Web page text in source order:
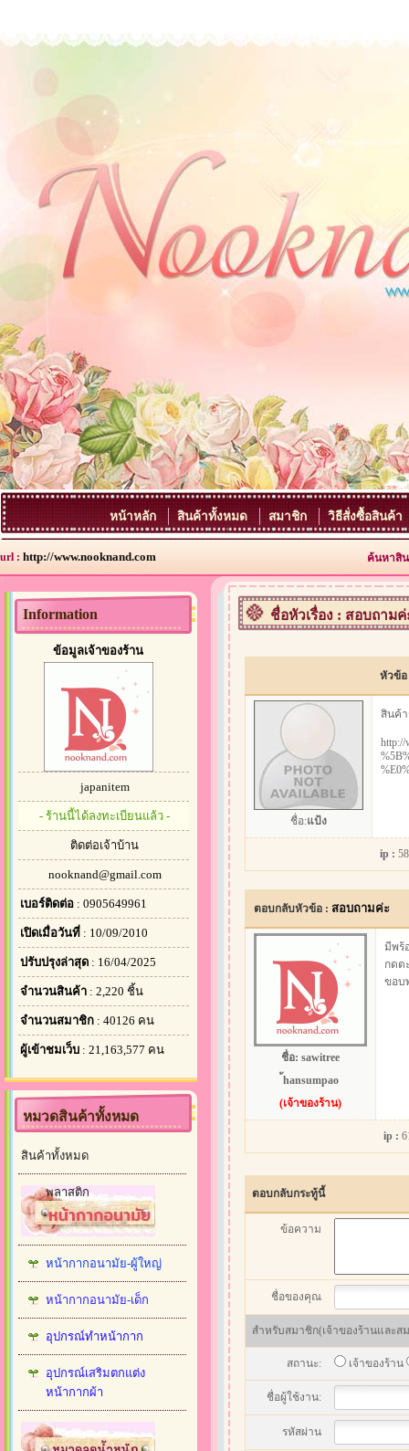
หน้าหลัก สินค้าทั้งหมด สมาชิก วิธีสั่งซื้อสินค้า
url : http://www.nooknand.com ค้นหาสิ
Information
ข้อมูลเจ้าของร้าน
japanitem
- ร้านนี้ได้ลงทะเบียนแล้ว -
ติดต่อเจ้าบ้าน
nooknand@gmail.com
เบอร์ติดต่อ : 0905649961
เปิดเมื่อวันที่ : 10/09/2010
ปรับปรุงล่าสุด : 16/04/2025
จำนวนสินค้า : 2,220 ชิ้น
จำนวนสมาชิก : 40126 คน
ผู้เข้าชมเว็บ : 21,163,577 คน
หมวดสินค้าทั้งหมด
สินค้าทั้งหมด
พลาสติก
หน้ากากอนามัย-ผู้ใหญ่
หน้ากากอนามัย-เด็ก
อุปกรณ์ทำหน้ากาก
อุปกรณ์เสริมตกแต่ง
หน้ากากผ้า
ชื่อหัวเรื่อง : สอบถามค่
หัวข้
ชื่อ:แป้ง
สินค้า
http://
ip :
ตอบกลับหัวข้อ : สอบถามค่ะ
ชื่อ: sawitree
้hansumpao
(เจ้าของร้าน)
มีพร้
กดต
ขอบ
ip :
ตอบกลับกระทู้นี้
ข้อความ
ชื่อของคุณ
สำหรับสมาชิก(เจ้าของร้านและ
สถานะ: เจ้าของร้าน
ชื่อผู้ใช้งาน:
รหัสผ่าน